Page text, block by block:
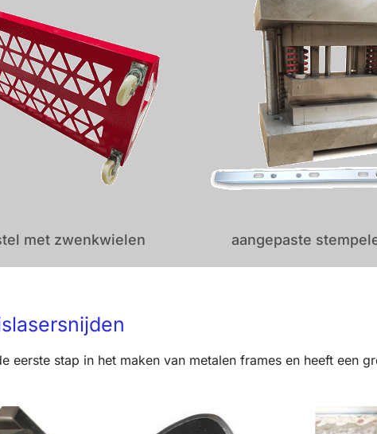
met zwenkwielen aangepaste
eerste stap in het maken van metalen frames en heeft een